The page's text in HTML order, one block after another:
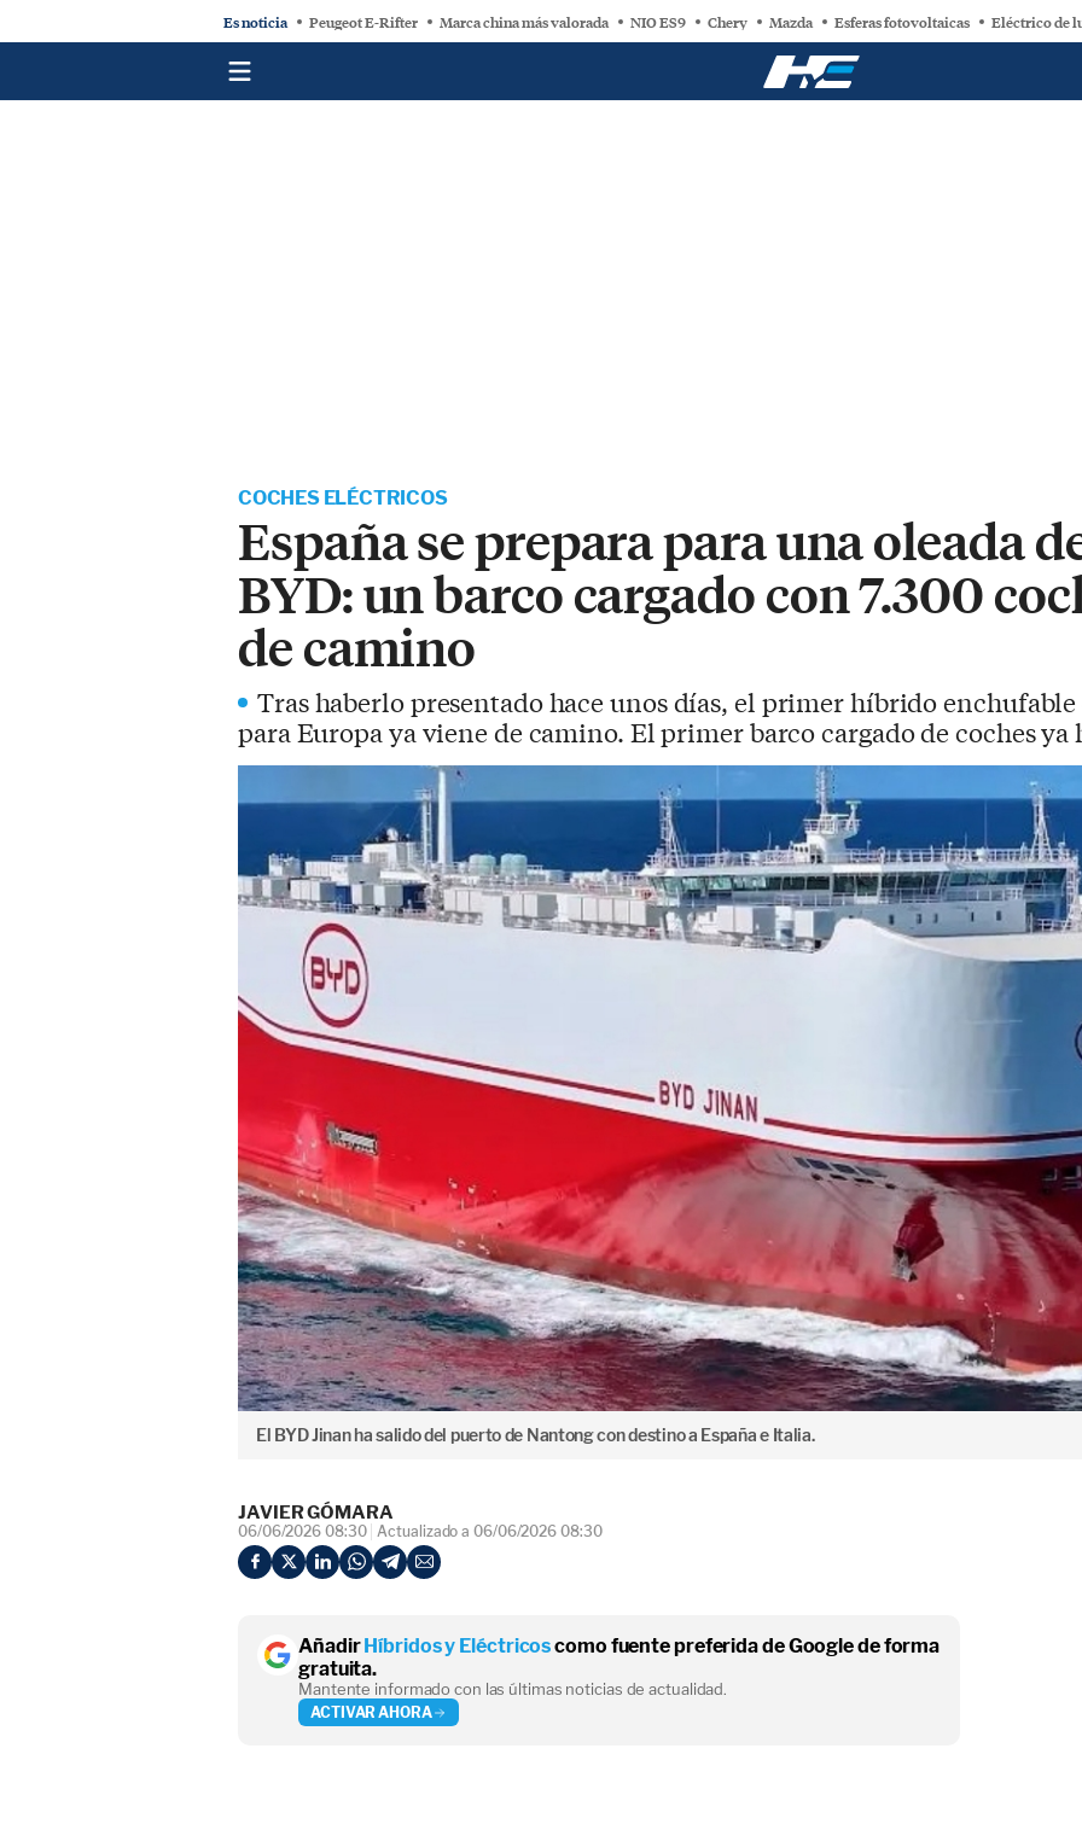
Es noticia Peugeot E-Rifter Marca china más valorada NIO ES9 Chery Mazda Esferas fotovoltaicas Eléctrico de
COCHES ELÉCTRICOS
España se prepara para una oleada
BYD: un barco cargado con 7.300
de camino
Tras haberlo presentado hace unos días, el primer híbrido
para Europa ya viene de camino. El primer barco cargado de coches ya
El BYD Jinan ha salido del puerto de Nantong con destino a España e Italia.
JAVIER GÓMARA
06/06/2026 08:30 Actualizado a 06/06/2026 08:30
Añadir Híbridos y Eléctricoscomo fuente preferida de Google de forma
gratuita.
Mantente informado con las últimas noticias de actualidad.
ACTIVAR AHORA